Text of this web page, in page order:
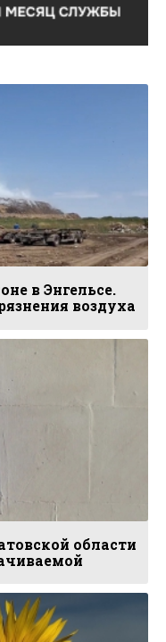
в Энгельсе.
воздуха
области